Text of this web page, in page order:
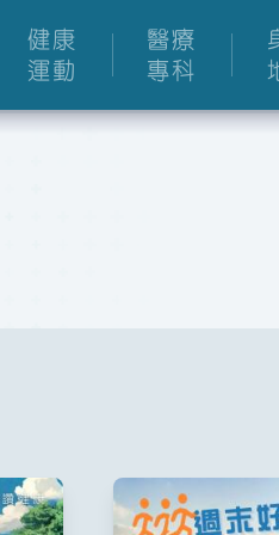
健康
運動
醫療
專科